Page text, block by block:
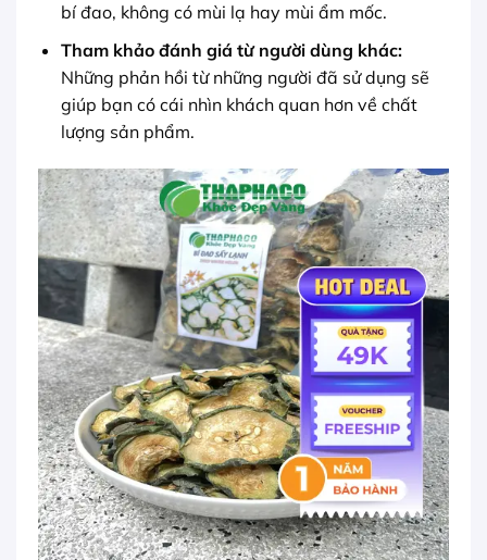
bí đao, không có mùi lạ hay mùi ẩm mốc.
Tham khảo đánh giá từ người dùng khác:
Những phản hồi từ những người đã sử dụng sẽ
giúp bạn có cái nhìn khách quan hơn về chất
lượng sản phẩm.